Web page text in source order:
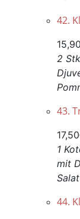
42.
2
43.
1
mit
Salat
44.